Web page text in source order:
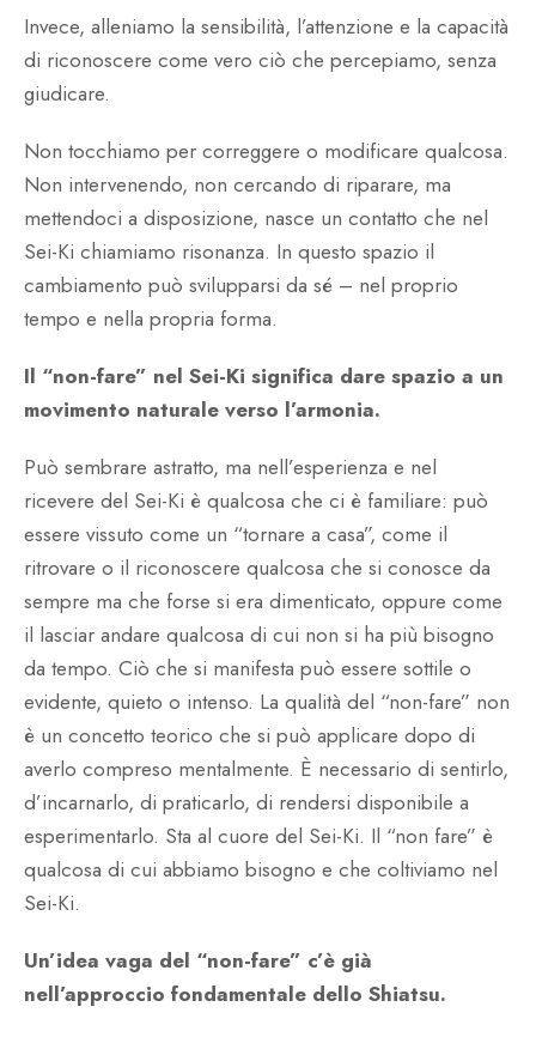
Invece, alleniamo la sensibilità, l’attenzione e la capacità
di riconoscere come vero ciò che percepiamo, senza
giudicare.
Non tocchiamo per correggere o modificare qualcosa.
Non intervenendo, non cercando di riparare, ma
mettendoci a disposizione, nasce un contatto che nel
Sei-Ki chiamiamo risonanza. In questo spazio il
cambiamento può svilupparsi da sé – nel proprio
tempo e nella propria forma.
Il “non-fare” nel Sei-Ki significa dare spazio a un
movimento naturale verso l’armonia.
Può sembrare astratto, ma nell’esperienza e nel
ricevere del Sei-Ki è qualcosa che ci è familiare: può
essere vissuto come un “tornare a casa”, come il
ritrovare o il riconoscere qualcosa che si conosce da
sempre ma che forse si era dimenticato, oppure come
il lasciar andare qualcosa di cui non si ha più bisogno
da tempo. Ciò che si manifesta può essere sottile o
evidente, quieto o intenso. La qualità del “non-fare” non
è un concetto teorico che si può applicare dopo di
averlo compreso mentalmente. È necessario di sentirlo,
d’incarnarlo, di praticarlo, di rendersi disponibile a
esperimentarlo. Sta al cuore del Sei-Ki. Il “non fare” è
qualcosa di cui abbiamo bisogno e che coltiviamo nel
Sei-Ki.
Un’idea vaga del “non-fare” c’è già
nell’approccio fondamentale dello Shiatsu.